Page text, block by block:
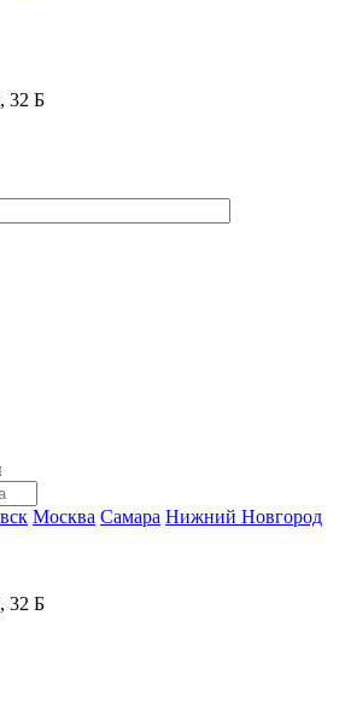
32 Б
Москва Самара Нижний Новгород
32 Б